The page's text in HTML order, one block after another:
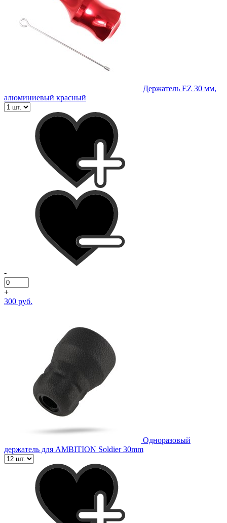
Держатель EZ 30 мм,
алюминиевый красный
-
+
300 руб.
Одноразовый
держатель для AMBITION Soldier 30mm